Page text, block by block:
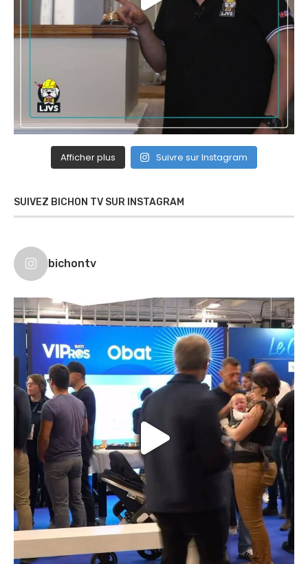
Afficher plus Suivre sur Instagram
SUIVEZ BICHON TV SUR INSTAGRAM
bichontv